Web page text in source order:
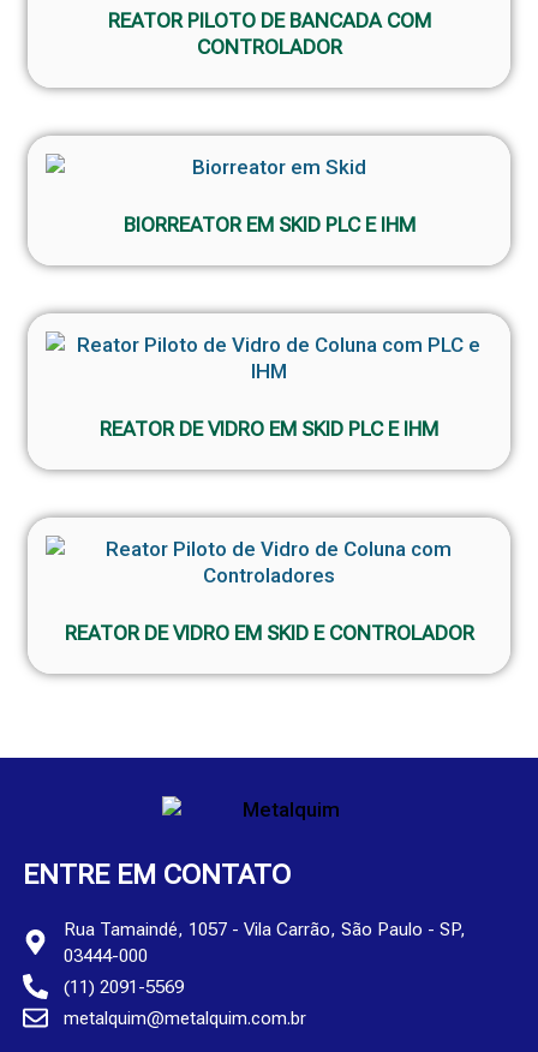
REATOR PILOTO DE BANCADA COM
CONTROLADOR
BIORREATOR EM SKID PLC E IHM
REATOR DE VIDRO EM SKID PLC E IHM
REATOR DE VIDRO EM SKID E CONTROLADOR
ENTRE EM CONTATO
Rua Tamaindé, 1057 - Vila Carrão, São Paulo - SP,
03444-000
(11) 2091-5569
metalquim@metalquim.com.br